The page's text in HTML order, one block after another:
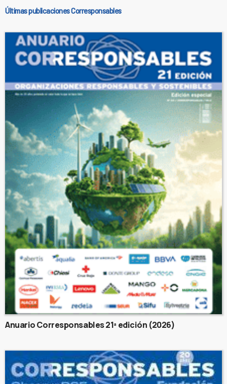
Últimas publicaciones Corresponsables
Anuario Corresponsables 21ª edición (2026)